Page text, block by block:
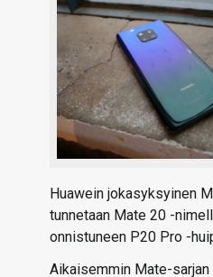
Huawein jokasyksyinen
tunnetaan Mate 20 -
onnistuneen P20 Pro -
Aikaisemmin Mate-